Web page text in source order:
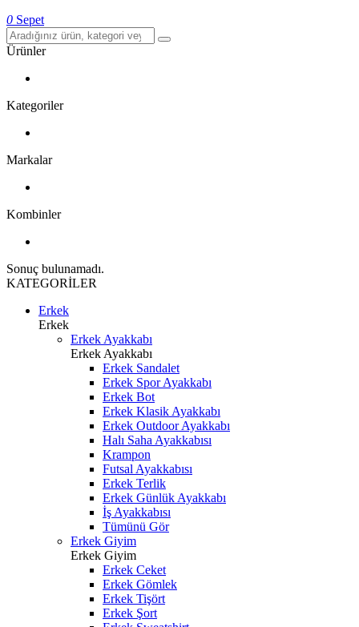
0 Sepet
Ürünler
Kategoriler
Markalar
Kombinler
Sonuç bulunamadı.
KATEGORİLER
Erkek
Erkek
Erkek Ayakkabı
Erkek Ayakkabı
Erkek Sandalet
Erkek Spor Ayakkabı
Erkek Bot
Erkek Klasik Ayakkabı
Erkek Outdoor Ayakkabı
Halı Saha Ayakkabısı
Krampon
Futsal Ayakkabısı
Erkek Terlik
Erkek Günlük Ayakkabı
İş Ayakkabısı
Tümünü Gör
Erkek Giyim
Erkek Giyim
Erkek Ceket
Erkek Gömlek
Erkek Tişört
Erkek Şort